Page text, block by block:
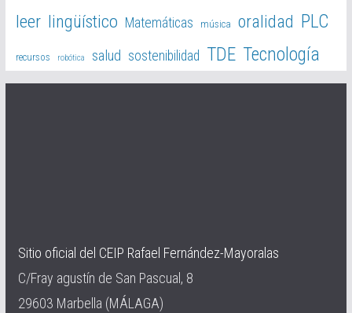
leer lingüístico Matemáticas música oralidad PLC
recursos robótica salud sostenibilidad TDE Tecnología
Sitio oficial del CEIP Rafael Fernández-Mayoralas
C/Fray agustín de San Pascual, 8
29603 Marbella (MÁLAGA)